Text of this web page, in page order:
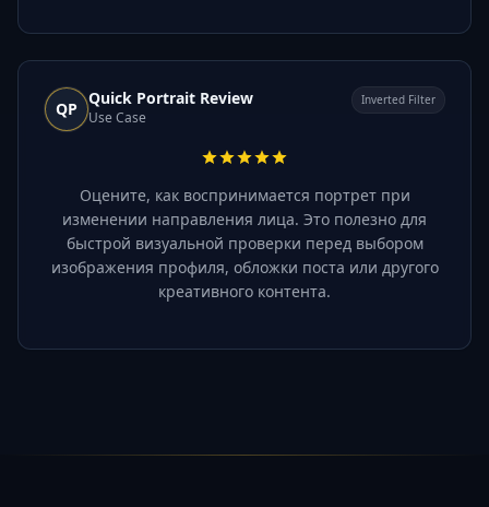
QP
Quick Portrait Review
Use Case
Inverted Filter
Оцените, как воспринимается портрет при
изменении направления лица. Это полезно для
быстрой визуальной проверки перед выбором
изображения профиля, обложки поста или другого
креативного контента.